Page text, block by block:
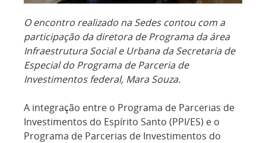
O encontro realizado na Sedes contou com a
participação da diretora de Programa da área
Infraestrutura Social e Urbana da Secretaria de
Especial do Programa de Parceria de
Investimentos federal, Mara Souza.
A integração entre o Programa de Parcerias de
Investimentos do Espírito Santo (PPI/ES) e o
Programa de Parcerias de Investimentos do